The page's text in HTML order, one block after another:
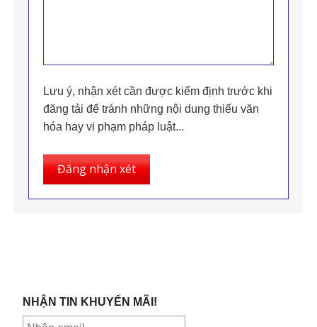
Lưu ý, nhận xét cần được kiểm định trước khi
đăng tải để tránh những nội dung thiếu văn
hóa hay vi phạm pháp luật...
Đăng nhận xét
NHẬN TIN KHUYẾN MÃI!